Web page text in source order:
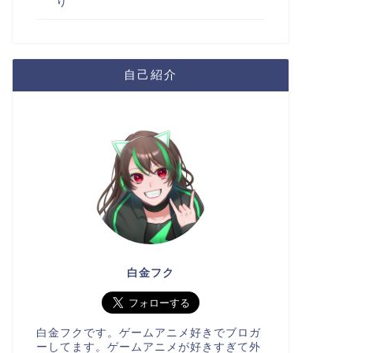
自己紹介
白金フク
白金フクです。ゲームアニメ好きでブロガ
ーしてます。ゲームアニメが好きすぎて外